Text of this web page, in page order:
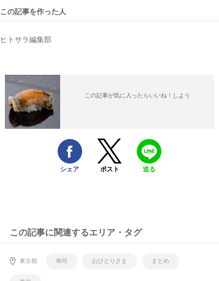
この記事を作った人
ヒトサラ編集部
この記事が気に入ったらいいね！しよう
シェア ポスト 送る
この記事に関連するエリア・タグ
東京都 寿司 おひとりさま まとめ